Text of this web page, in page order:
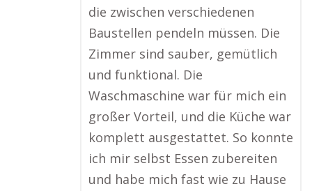
die zwischen verschiedenen
Baustellen pendeln müssen. Die
Zimmer sind sauber, gemütlich
und funktional. Die
Waschmaschine war für mich ein
großer Vorteil, und die Küche war
komplett ausgestattet. So konnte
ich mir selbst Essen zubereiten
und habe mich fast wie zu Hause